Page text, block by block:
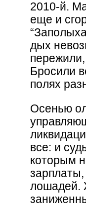
2010-й.
еще и
дых
Бросили
полях
Осенью
все: и
которым
зарплаты,
лошадей.